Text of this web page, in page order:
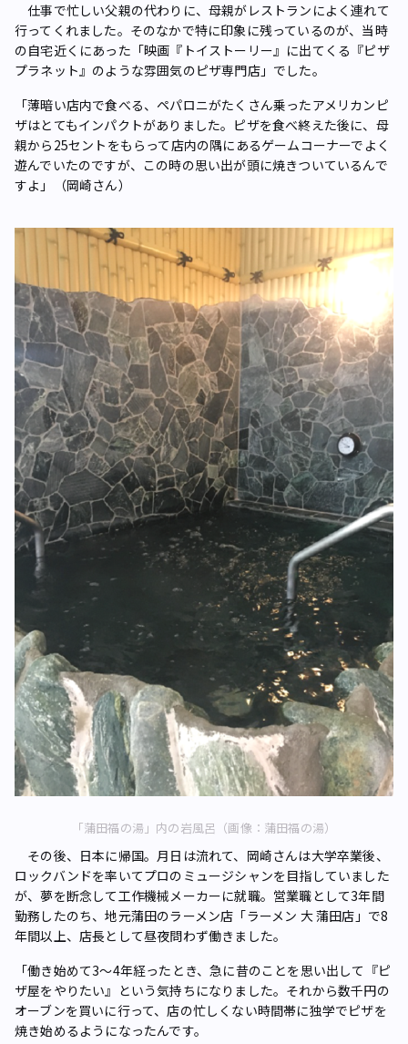
仕事で忙しい父親の代わりに、母親がレストランによく連れて
行ってくれました。そのなかで特に印象に残っているのが、当時
の自宅近くにあった「映画『トイストーリー』に出てくる『ピザ
プラネット』のような雰囲気のピザ専門店」でした。
「薄暗い店内で食べる、ペパロニがたくさん乗ったアメリカンピ
ザはとてもインパクトがありました。ピザを食べ終えた後に、母
親から25セントをもらって店内の隅にあるゲームコーナーでよく
遊んでいたのですが、この時の思い出が頭に焼きついているんで
すよ」（岡崎さん）
「蒲田福の湯」内の岩風呂（画像：蒲田福の湯）
その後、日本に帰国。月日は流れて、岡崎さんは大学卒業後、
ロックバンドを率いてプロのミュージシャンを目指していました
が、夢を断念して工作機械メーカーに就職。営業職として3年間
勤務したのち、地元蒲田のラーメン店「ラーメン 大 蒲田店」で8
年間以上、店長として昼夜問わず働きました。
「働き始めて3～4年経ったとき、急に昔のことを思い出して『ピ
ザ屋をやりたい』という気持ちになりました。それから数千円の
オーブンを買いに行って、店の忙しくない時間帯に独学でピザを
焼き始めるようになったんです。